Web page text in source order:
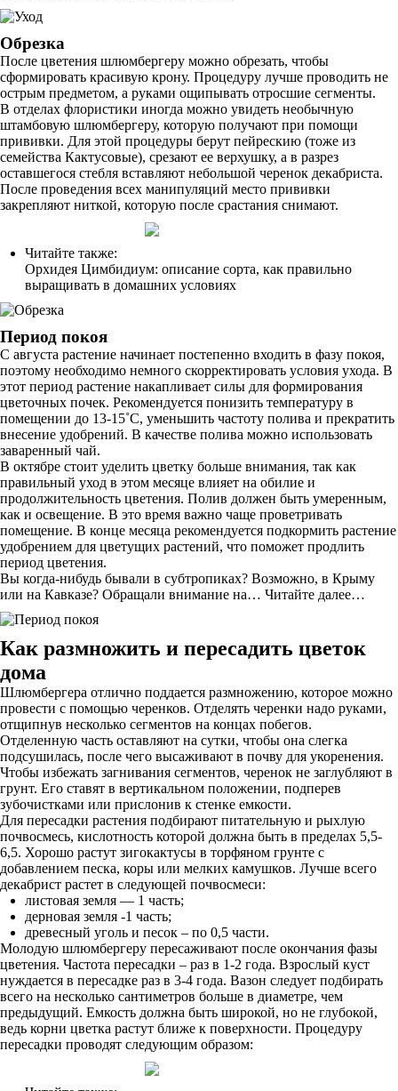
Обрезка
После цветения шлюмбергеру можно обрезать, чтобы
сформировать красивую крону. Процедуру лучше проводить не
острым предметом, а руками ощипывать отросшие сегменты.
В отделах флористики иногда можно увидеть необычную
штамбовую шлюмбергеру, которую получают при помощи
прививки. Для этой процедуры берут пейрескию (тоже из
семейства Кактусовые), срезают ее верхушку, а в разрез
оставшегося стебля вставляют небольшой черенок декабриста.
После проведения всех манипуляций место прививки
закрепляют ниткой, которую после срастания снимают.
Читайте также:
Орхидея Цимбидиум: описание сорта, как правильно
выращивать в домашних условиях
Период покоя
С августа растение начинает постепенно входить в фазу покоя,
поэтому необходимо немного скорректировать условия ухода. В
этот период растение накапливает силы для формирования
цветочных почек. Рекомендуется понизить температуру в
помещении до 13-15˚С, уменьшить частоту полива и прекратить
внесение удобрений. В качестве полива можно использовать
заваренный чай.
В октябре стоит уделить цветку больше внимания, так как
правильный уход в этом месяце влияет на обилие и
продолжительность цветения. Полив должен быть умеренным,
как и освещение. В это время важно чаще проветривать
помещение. В конце месяца рекомендуется подкормить растение
удобрением для цветущих растений, что поможет продлить
период цветения.
Вы когда-нибудь бывали в субтропиках? Возможно, в Крыму
или на Кавказе? Обращали внимание на… Читайте далее…
Как размножить и пересадить цветок
дома
Шлюмбергера отлично поддается размножению, которое можно
провести с помощью черенков. Отделять черенки надо руками,
отщипнув несколько сегментов на концах побегов.
Отделенную часть оставляют на сутки, чтобы она слегка
подсушилась, после чего высаживают в почву для укоренения.
Чтобы избежать загнивания сегментов, черенок не заглубляют в
грунт. Его ставят в вертикальном положении, подперев
зубочистками или прислонив к стенке емкости.
Для пересадки растения подбирают питательную и рыхлую
почвосмесь, кислотность которой должна быть в пределах 5,5-
6,5. Хорошо растут зигокактусы в торфяном грунте с
добавлением песка, коры или мелких камушков. Лучше всего
декабрист растет в следующей почвосмеси:
листовая земля — 1 часть;
дерновая земля -1 часть;
древесный уголь и песок – по 0,5 части.
Молодую шлюмбергеру пересаживают после окончания фазы
цветения. Частота пересадки – раз в 1-2 года. Взрослый куст
нуждается в пересадке раз в 3-4 года. Вазон следует подбирать
всего на несколько сантиметров больше в диаметре, чем
предыдущий. Емкость должна быть широкой, но не глубокой,
ведь корни цветка растут ближе к поверхности. Процедуру
пересадки проводят следующим образом: